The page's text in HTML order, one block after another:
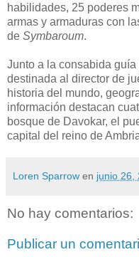
habilidades, 25 poderes
armas y armaduras con
de Symbaroum.
Junto a la consabida
destinada al director de
historia del mundo,
información destacan
bosque de Davokar, el
capital del reino de
Loren Sparrow en junio 26,
No hay comentarios:
Publicar un